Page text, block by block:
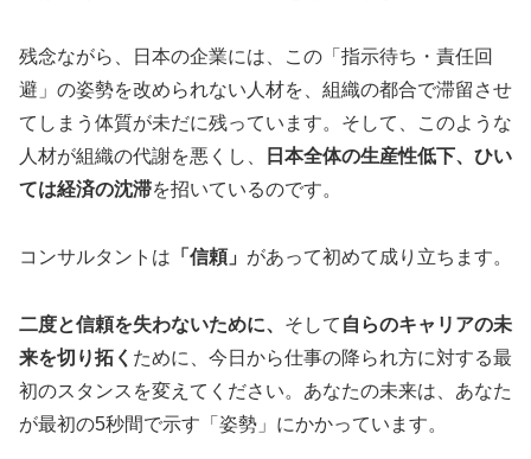
残念ながら、日本の企業には、この「指示待ち・責任回
避」の姿勢を改められない人材を、組織の都合で滞留させ
てしまう体質が未だに残っています。そして、このような
人材が組織の代謝を悪くし、
日本全体の生産性低下、ひい
ては経済の沈滞を招いているのです。
コンサルタントは 「信頼」 があって初めて成り立ちます。
二度と信頼を失わないために、 そして 自らのキャリアの未
来を切り拓く ために、今日から仕事の降られ方に対する最
初のスタンスを変えてください。あなたの未来は、あなた
が最初の5秒間で示す「姿勢」にかかっています。